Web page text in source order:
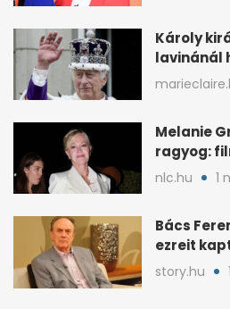
Károly
lavinánál
élete
Melanie
ragyog:
nlc.hu 1
Bács
ezreit
rajongott
story.hu